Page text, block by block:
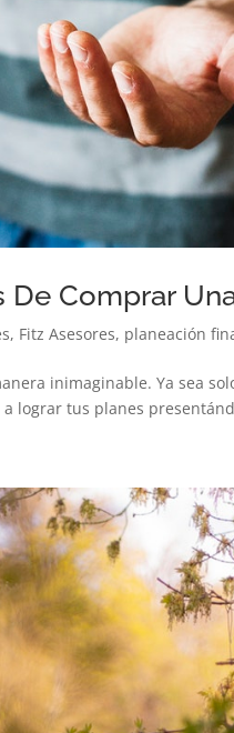
Comprar
, Fitz Asesores, planeación
inimaginable. Ya sea
lograr tus planes